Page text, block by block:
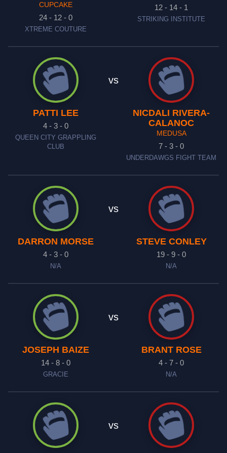
CUPCAKE
24 - 12 - 0
XTREME COUTURE
12 - 14 - 1
STRIKING INSTITUTE
PATTI LEE
4 - 3 - 0
QUEEN CITY GRAPPLING
CLUB
vs
NICDALI RIVERA-
CALANOC
MEDUSA
7 - 3 - 0
UNDERDAWGS FIGHT TEAM
DARRON MORSE
4 - 3 - 0
N/A
vs
STEVE CONLEY
19 - 9 - 0
N/A
JOSEPH BAIZE
14 - 8 - 0
GRACIE
vs
BRANT ROSE
4 - 7 - 0
N/A
vs